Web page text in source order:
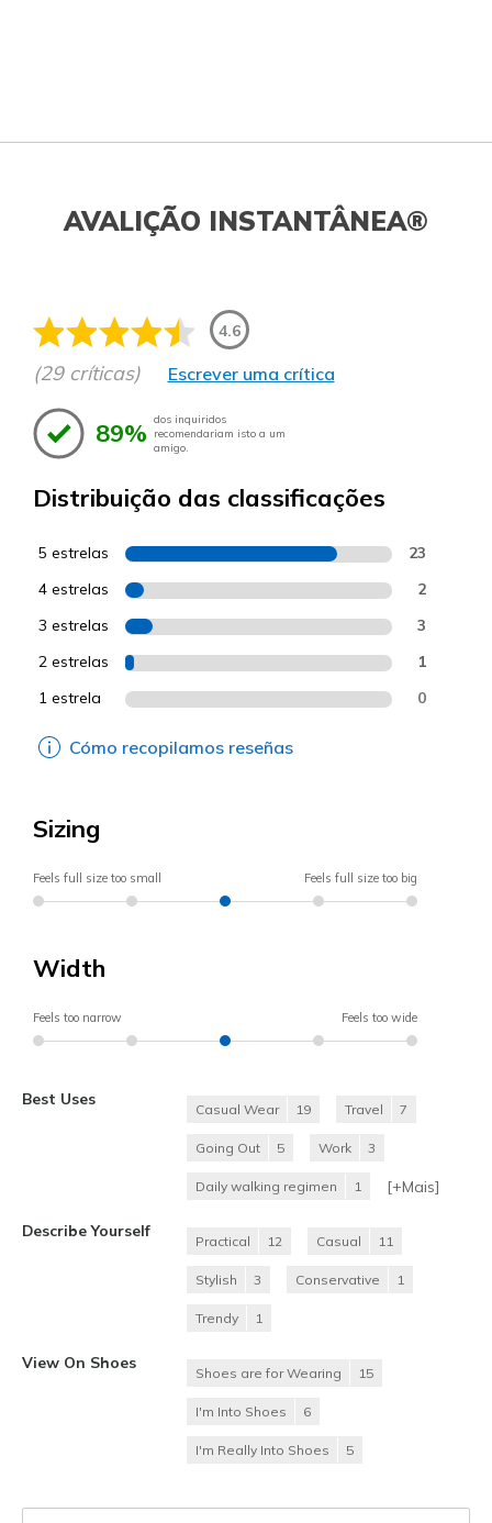
AVALIÇÃO INSTANTÂNEA®
4.6
(29 críticas) Escrever uma crítica
89% dos inquiridos
recomendariam isto a um
amigo.
Distribuição das classificações
5 estrelas 23
4 estrelas 2
3 estrelas 3
2 estrelas 1
1 estrela 0
Cómo recopilamos reseñas
Sizing
Feels full size too small Feels full size too big
Width
Feels too narrow Feels too wide
Best Uses
Casual Wear 19 Travel 7
Going Out 5 Work 3
Daily walking regimen 1 [+Mais]
Describe Yourself
Practical 12 Casual 11
Stylish 3 Conservative 1
Trendy 1
View On Shoes
Shoes are for Wearing 15
I'm Into Shoes 6
I'm Really Into Shoes 5